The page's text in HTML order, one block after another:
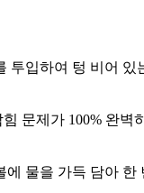
투입하여 텅 비어 있
문제가 100% 완벽
에 물을 가득 담아 한